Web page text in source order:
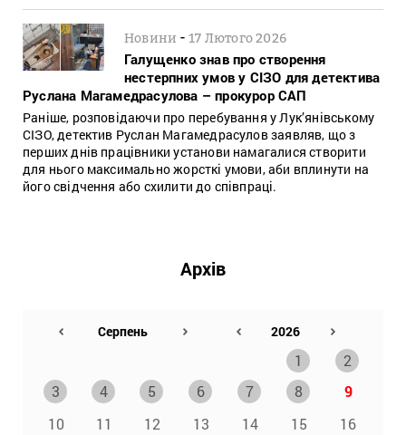
Новини -17 Лютого 2026
Галущенко знав про створення
нестерпних умов у СІЗО для детектива
Руслана Магамедрасулова – прокурор САП
Раніше, розповідаючи про перебування у Лук’янівському
СІЗО, детектив Руслан Магамедрасулов заявляв, що з
перших днів працівники установи намагалися створити
для нього максимально жорсткі умови, аби вплинути на
його свідчення або схилити до співпраці.
Архів
1
2
3
4 5 6 7 8
9
10
11 12 13 14 15
16